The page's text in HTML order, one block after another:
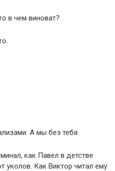
в чем виноват?
А мы без тебя.
как Павел в детстве
уколов. Как Виктор читал ему